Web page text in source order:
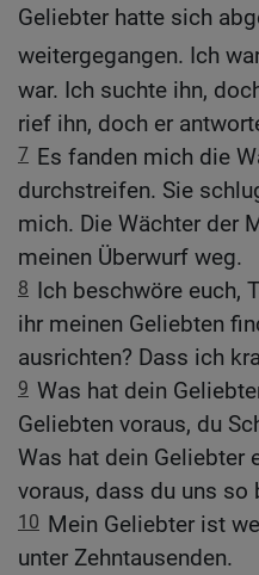
Geliebter hatte sich
weitergegangen. Ich
war. Ich suchte ihn,
rief ihn, doch er
7 Es fanden mich die
durchstreifen. Sie
mich. Die Wächter der
meinen Überwurf weg.
8 Ich beschwöre euch,
ihr meinen Geliebten
ausrichten? Dass ich
9 Was hat dein
Geliebten voraus, du
Was hat dein Geliebter
voraus, dass du uns so
10 Mein Geliebter ist
unter Zehntausenden.